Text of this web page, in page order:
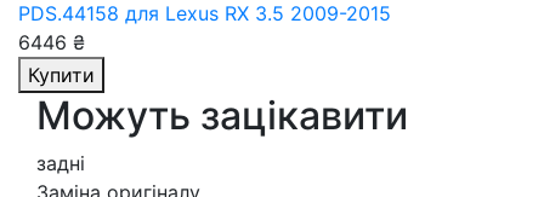
PDS.44158 для Lexus RX 3.5 2009-2015
6446 ₴
Купити
Можуть зацікавити
задні
Заміна оригіналу